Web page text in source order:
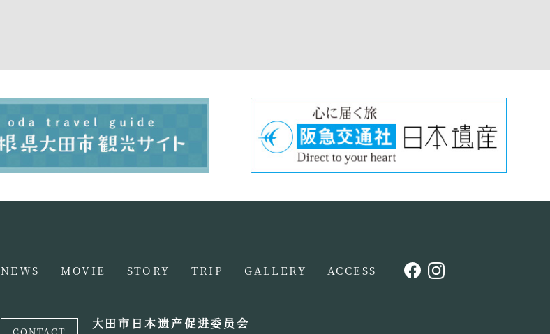
NEWS MOVIE STORY TRIP GALLERY ACCESS
大田市日本遗产促进委员会